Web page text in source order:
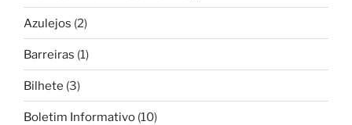
Azulejos (2)
Barreiras (1)
Bilhete (3)
Boletim Informativo (10)